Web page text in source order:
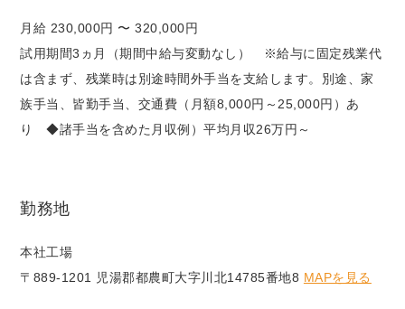
月給 230,000円 〜 320,000円
試用期間3ヵ月（期間中給与変動なし） ※給与に固定残業代
は含まず、残業時は別途時間外手当を支給します。別途、家
族手当、皆勤手当、交通費（月額8,000円～25,000円）あ
り ◆諸手当を含めた月収例）平均月収26万円～
勤務地
本社工場
〒889-1201 児湯郡都農町大字川北14785番地8 MAPを見る